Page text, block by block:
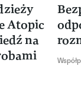
Atopic
na